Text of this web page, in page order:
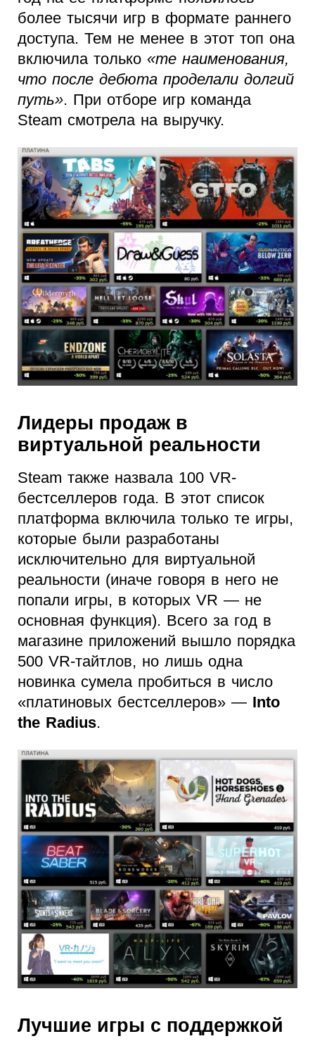
более тысячи игр в формате раннего
доступа. Тем не менее в этот топ она
включила только «те наименования,
что после дебюта проделали долгий
путь». При отборе игр команда
Steam смотрела на выручку.
Лидеры продаж в
виртуальной реальности
Steam также назвала 100 VR-
бестселлеров года. В этот список
платформа включила только те игры,
которые были разработаны
исключительно для виртуальной
реальности (иначе говоря в него не
попали игры, в которых VR — не
основная функция). Всего за год в
магазине приложений вышло порядка
500 VR-тайтлов, но лишь одна
новинка сумела пробиться в число
«платиновых бестселлеров» — Into
the Radius.
Лучшие игры с поддержкой